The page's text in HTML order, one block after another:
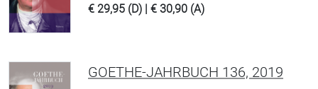
€ 29,95 (D) | € 30,90 (A)
GOETHE-JAHRBUCH 136, 2019